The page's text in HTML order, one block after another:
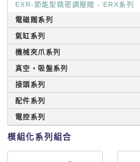
EXR-節能型精密調壓閥 - ERX系列
電磁閥系列
氣缸系列
機械夾爪系列
真空‧吸盤系列
接頭系列
配件系列
電控系列
模組化系列組合